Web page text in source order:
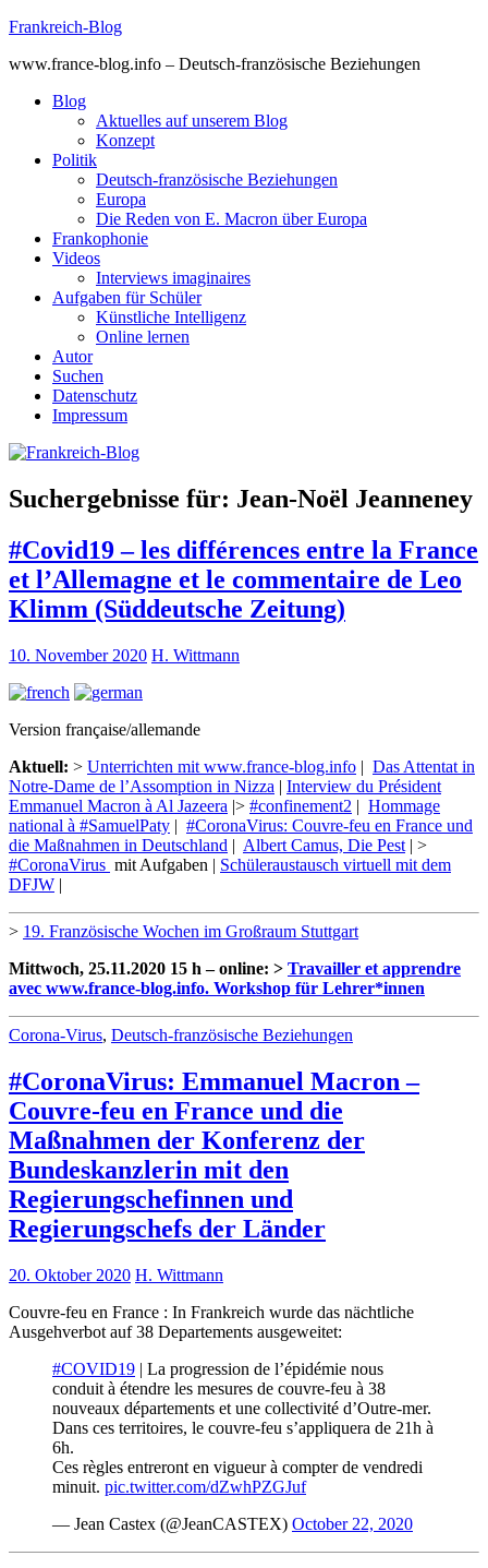
Skip
content
Frankreich-Blog
www.france-blog.info – Deutsch-französische Beziehungen
Blog
Aktuelles auf unserem Blog
Konzept
Politik
Deutsch-französische Beziehungen
Europa
Die Reden von E. Macron über Europa
Frankophonie
Videos
Interviews imaginaires
Aufgaben für Schüler
Künstliche Intelligenz
Online lernen
Autor
Suchen
Datenschutz
Impressum
Suchergebnisse für: Jean-Noël Jeanneney
#Covid19 – les différences entre la France
et l’Allemagne et le commentaire de Leo
Klimm (Süddeutsche Zeitung)
10. November 2020 H. Wittmann
Version française/allemande
Aktuell: > Unterrichten mit www.france-blog.info | Das Attentat in
Notre-Dame de l’Assomption in Nizza | Interview du Président
Emmanuel Macron à Al Jazeera |> #confinement2 | Hommage
national à #SamuelPaty | #CoronaVirus: Couvre-feu en France und
die Maßnahmen in Deutschland | Albert Camus, Die Pest | >
#CoronaVirus mit Aufgaben | Schüleraustausch virtuell mit dem
DFJW |
> 19. Französische Wochen im Großraum Stuttgart
Mittwoch, 25.11.2020 15 h – online: > Travailler et apprendre
avec www.france-blog.info. Workshop für Lehrer*innen
Corona-Virus, Deutsch-französische Beziehungen
#CoronaVirus: Emmanuel Macron –
Couvre-feu en France und die
Maßnahmen der Konferenz der
Bundeskanzlerin mit den
Regierungschefinnen und
Regierungschefs der Länder
20. Oktober 2020 H. Wittmann
Couvre-feu en France : In Frankreich wurde das nächtliche
Ausgehverbot auf 38 Departements ausgeweitet:
#COVID19 | La progression de l’épidémie nous
conduit à étendre les mesures de couvre-feu à 38
nouveaux départements et une collectivité d’Outre-mer.
Dans ces territoires, le couvre-feu s’appliquera de 21h à
6h.
Ces règles entreront en vigueur à compter de vendredi
minuit. pic.twitter.com/dZwhPZGJuf
— Jean Castex (@JeanCASTEX) October 22, 2020